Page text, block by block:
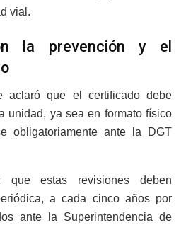
vial.
la prevención y el
aclaró que el certificado debe
unidad, ya sea en formato físico
obligatoriamente ante la DGT
que estas revisiones deben
a cada cinco años por
ante la Superintendencia de